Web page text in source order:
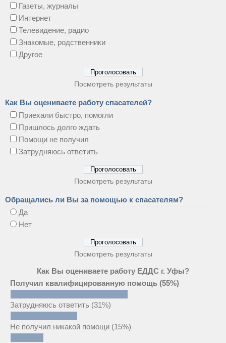
Газеты, журналы
Интернет
Телевидение, радио
Знакомые, родственники
Другое
Посмотреть результаты
Как Вы оцениваете работу спасателей?
Приехали быстро, помогли
Пришлось долго ждать
Помощи не получил
Затрудняюсь ответить
Посмотреть результаты
Обращались ли Вы за помощью к спасателям?
Да
Нет
Посмотреть результаты
Как Вы оцениваете работу ЕДДС г. Уфы?
Получил квалифицированную помощь (55%)
Затрудняюсь ответить (31%)
Не получил никакой помощи (15%)